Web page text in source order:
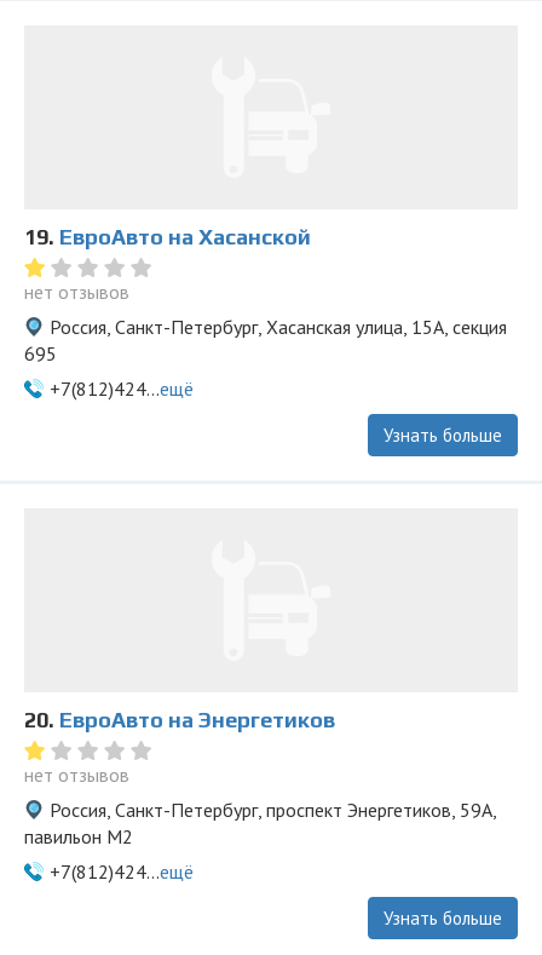
19. ЕвроАвто на Хасанской
нет отзывов
Россия, Санкт-Петербург, Хасанская улица, 15А, секция
695
+7(812)424...ещё
Узнать больше
20. ЕвроАвто на Энергетиков
нет отзывов
Россия, Санкт-Петербург, проспект Энергетиков, 59А,
павильон М2
+7(812)424...ещё
Узнать больше